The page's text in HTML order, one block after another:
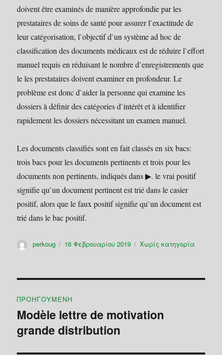
doivent être examinés de manière approfondie par les
prestataires de soins de santé pour assurer l`exactitude de
leur catégorisation, l`objectif d`un système ad hoc de
classification des documents médicaux est de réduire l`effort
manuel requis en réduisant le nombre d`enregistrements que
le les prestataires doivent examiner en profondeur. Le
problème est donc d`aider la personne qui examine les
dossiers à définir des catégories d`intérêt et à identifier
rapidement les dossiers nécessitant un examen manuel.
Les documents classifiés sont en fait classés en six bacs:
trois bacs pour les documents pertinents et trois pour les
documents non pertinents, indiqués dans ▶. le vrai positif
signifie qu`un document pertinent est trié dans le casier
positif, alors que le faux positif signifie qu`un document est
trié dans le bac positif.
Συντάκτης
perkoug
Δημοσιεύτηκε
16 Φεβρουαρίου 2019 Κατηγορίες
Χωρίς κατηγορία
άρθρων
ΠΡΟΗΓΟΎΜΕΝΗ
Προηγούμενο
άρθρο:
Modèle lettre de motivation
grande distribution